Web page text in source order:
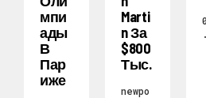
Мпи
Ады
В
Пар
Иже
Marti
N За
$800
Тыс.
newpo